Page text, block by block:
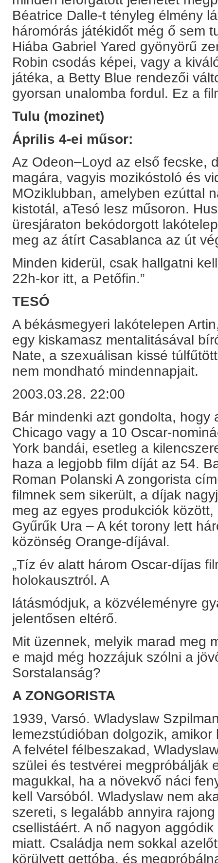
Béatrice Dalle-t tényleg élmény
háromórás játékidőt még ő sem
Hiába Gabriel Yared gyönyörű
Robin csodás képei, vagy a
játéka, a Betty Blue rendezői
gyorsan unalomba fordul. Ez a
Tulu (mozinet)
Április 4-ei műsor:
Az Odeon–Loyd az első fecske,
magára, vagyis mozikóstoló és
MOziklubban, amelyben ezúttal
kistotál, aTesó lesz műsoron.
üresjáraton bekódorgott
meg az átírt Casablanca az út
Minden kiderül, csak hallgatni
22h-kor itt, a Petőfin.”
TESÓ
A békásmegyeri lakótelepen
egy kiskamasz mentalitásával
Nate, a szexuálisan kissé
nem mondható mindennapjait.
2003.03.28. 22:00
Bár mindenki azt gondolta, hogy
Chicago vagy a 10 Oscar-
York bandái, esetleg a
haza a legjobb film díját az 54.
Roman Polanski A zongorista
filmnek sem sikerült, a díjak
meg az egyes produkciók
Gyűrűk Ura – A két torony lett
közönség Orange-díjával.
„Tíz év alatt három Oscar-díjas
holokausztról. A
látásmódjuk, a közvéleményre
jelentősen eltérő.
Mit üzennek, melyik marad meg
e majd még hozzájuk szólni a
Sorstalanság?
A ZONGORISTA
1939, Varsó. Wladyslaw
lemezstúdióban dolgozik,
A felvétel félbeszakad,
szülei és testvérei megpróbálják
magukkal, ha a növekvő náci
kell Varsóból. Wladyslaw nem
szereti, s legalább annyira
csellistáért. A nő nagyon
miatt. Családja nem sokkal
körülvett gettóba, és